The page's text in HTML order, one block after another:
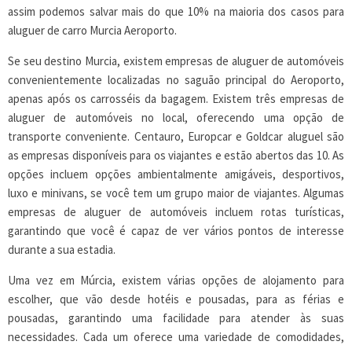
assim podemos salvar mais do que 10% na maioria dos casos para
aluguer de carro Murcia Aeroporto.
Se seu destino Murcia, existem empresas de aluguer de automóveis
convenientemente localizadas no saguão principal do Aeroporto,
apenas após os carrosséis da bagagem. Existem três empresas de
aluguer de automóveis no local, oferecendo uma opção de
transporte conveniente. Centauro, Europcar e Goldcar aluguel são
as empresas disponíveis para os viajantes e estão abertos das 10. As
opções incluem opções ambientalmente amigáveis, desportivos,
luxo e minivans, se você tem um grupo maior de viajantes. Algumas
empresas de aluguer de automóveis incluem rotas turísticas,
garantindo que você é capaz de ver vários pontos de interesse
durante a sua estadia.
Uma vez em Múrcia, existem várias opções de alojamento para
escolher, que vão desde hotéis e pousadas, para as férias e
pousadas, garantindo uma facilidade para atender às suas
necessidades. Cada um oferece uma variedade de comodidades,